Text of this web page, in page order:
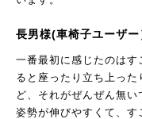
長男様(車椅子ユーザ
一番最初に感じたのは
ると座ったり立ち上っ
ど、それがぜんぜん無
姿勢が伸びやすくて、す